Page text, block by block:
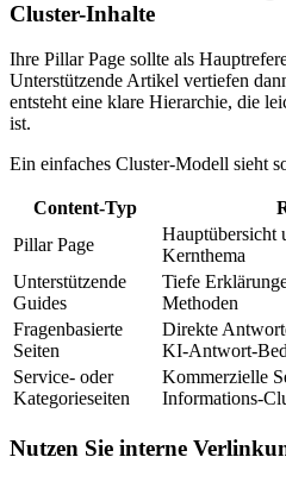
Cluster-Inhalte
Ihre Pillar Page sollte als
Unterstützende Artikel vertiefen
entsteht eine klare Hierarchie, die
ist.
Ein einfaches Cluster-Modell sieht
Content-Typ
Pillar Page
Hauptübersicht
Kernthema
Unterstützende
Guides
Tiefe
Methoden
Fragenbasierte
Seiten
Direkte
KI-Antwort-
Service- oder
Kategorieseiten
Kommerzielle
Informations-
Nutzen Sie interne